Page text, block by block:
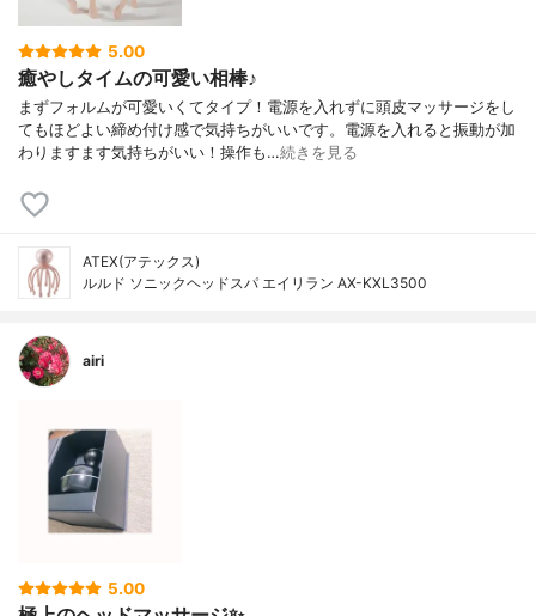
5.00
癒やしタイムの可愛い相棒♪
まずフォルムが可愛いくてタイプ！電源を入れずに頭皮マッサージをし
てもほどよい締め付け感で気持ちがいいです。電源を入れると振動が加
わりますます気持ちがいい！操作も…続きを見る
ATEX(アテックス)
ルルド ソニックヘッドスパ エイリラン AX-KXL3500
airi
5.00